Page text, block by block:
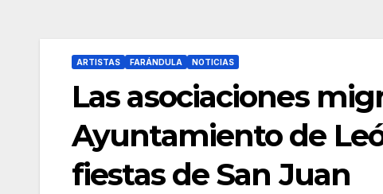
ARTISTAS FARÁNDULA NOTICIAS
Las asociaciones
Ayuntamiento de
fiestas de San Juan